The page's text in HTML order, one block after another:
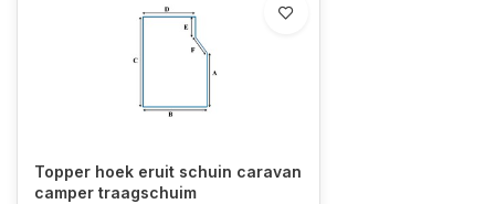
Topper hoek eruit schuin caravan
camper traagschuim